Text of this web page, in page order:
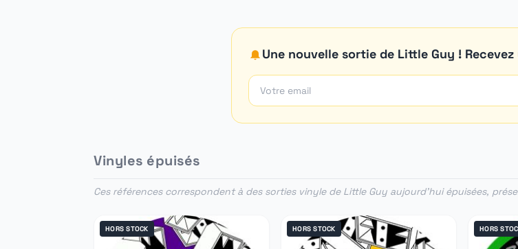
Une nouvelle sortie de Little Guy !
Vinyles épuisés
Ces références correspondent à des sorties vinyle de Little Guy aujourd'hui épuisées,
HORS STOCK HORS STOCK HORS